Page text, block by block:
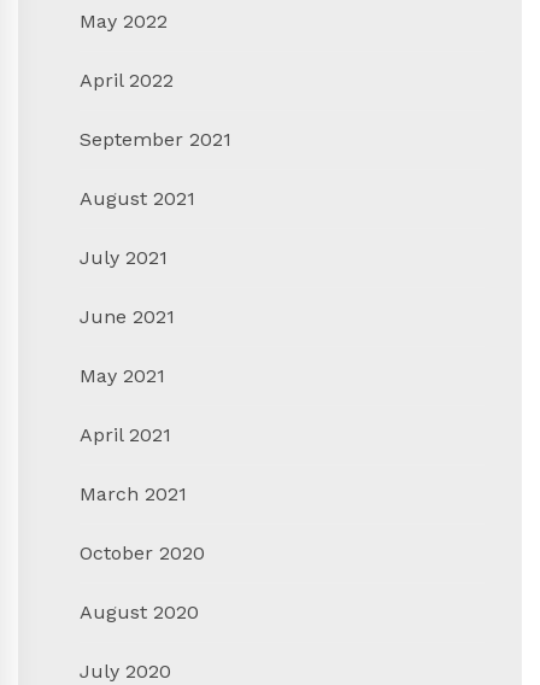
May 2022
April 2022
September 2021
August 2021
July 2021
June 2021
May 2021
April 2021
March 2021
October 2020
August 2020
July 2020